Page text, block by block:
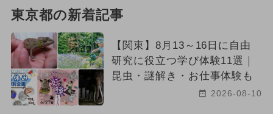
東京都の新着記事
【関東】8月13～16日に自由
研究に役立つ学び体験11選｜
昆虫・謎解き・お仕事体験も
2026-08-10